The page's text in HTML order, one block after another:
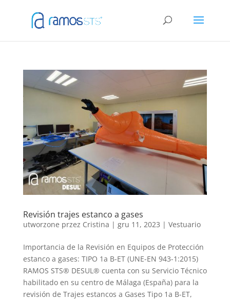
Revisión trajes estanco a gases
utworzone przez Cristina | gru 11, 2023 | Vestuario
Importancia de la Revisión en Equipos de Protección
estanco a gases: TIPO 1a B-ET (UNE-EN 943-1:2015)
RAMOS STS® DESUL® cuenta con su Servicio Técnico
habilitado en su centro de Málaga (España) para la
revisión de Trajes estancos a Gases Tipo 1a B-ET,